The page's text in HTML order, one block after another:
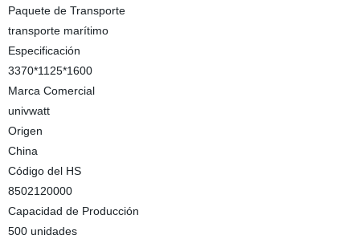
Paquete de Transporte
transporte marítimo
Especificación
3370*1125*1600
Marca Comercial
univwatt
Origen
China
Código del HS
8502120000
Capacidad de Producción
500 unidades